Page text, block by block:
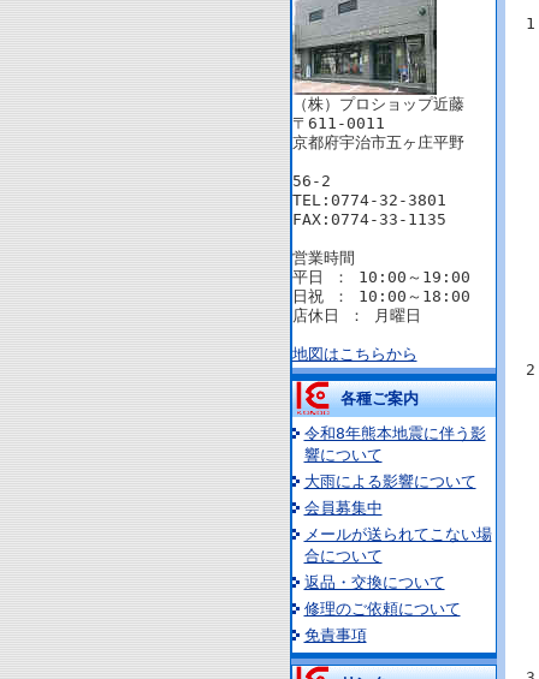
（株）プロショップ近藤
〒611-0011
京都府宇治市五ヶ庄平野
56-2
TEL:0774-32-3801
FAX:0774-33-1135
営業時間
平日 ： 10:00～19:00
日祝 ： 10:00～18:00
店休日 ： 月曜日
地図はこちらから
各種ご案内
令和8年熊本地震に伴う影
響について
大雨による影響について
会員募集中
メールが送られてこない場
合について
返品・交換について
修理のご依頼について
免責事項